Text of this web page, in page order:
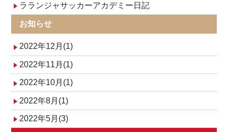
ラランジャサッカーアカデミー日記
お知らせ
2022年12月(1)
2022年11月(1)
2022年10月(1)
2022年8月(1)
2022年5月(3)